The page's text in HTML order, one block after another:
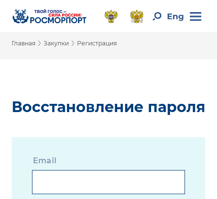
Главная › Закупки › Регистрация
Восстановление пароля
Email